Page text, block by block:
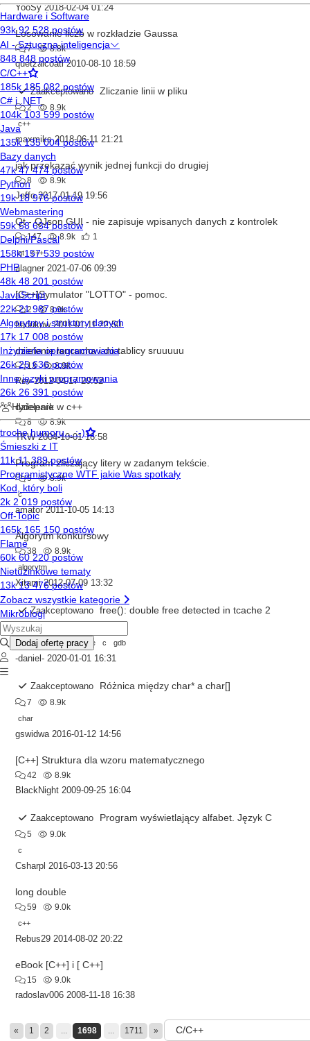
YooSy 2018-02-04 01:24
Losowanie liczb w rozkładzie Gaussa
7 8.8k
quetzalcoatl 2010-08-10 18:59
Zaakceptowano Zliczanie linii w pliku
2
8.9k
c++
maxmiks 2018-06-11 21:21
jak przekazać wynik jednej funkcji do drugiej
8 8.9k
Jeffo 2017-01-19 19:56
Qt - QJson GUI - nie zapisuje wpisanych danych z kontrolek
147 8.9k
1
qt
c++
alagner 2021-07-06 09:39
[C++]Symulator "LOTTO" - pomoc.
2 8.9k
fiedukow 2011-01-11 22:50
dzielenie łancucha i do tablicy sruuuuu
13 8.9k
Rev 2012-04-17 20:52
dzielenie w c++
8 8.9k
TKW 2004-10-01 16:58
Program zliczający litery w zadanym tekście.
9
8.9k
c
amator 2011-10-05 14:13
Algorytm konkursowy
38
8.9k
algorytm
Xitami 2012-07-09 13:32
Zaakceptowano free(): double free detected in tcache 2
17
memory
free tcache c gdb
-daniel- 2020-01-01 16:31
Zaakceptowano Różnica między char* a char[]
7
8.9k
char
gswidwa 2016-01-12 14:56
[C++] Struktura dla wzoru matematycznego
42 8.9k
BlackNight 2009-09-25 16:04
Zaakceptowano Program wyświetlający alfabet. Język C
5
9.0k
c
Csharpl 2016-03-13 20:56
long double
59
9.0k
c++
Rebus29 2014-08-02 20:22
eBook [C++] i [ C++]
15 9.0k
radoslav006 2008-11-18 16:38
« 1 2 ... 1698 ... 1711 »